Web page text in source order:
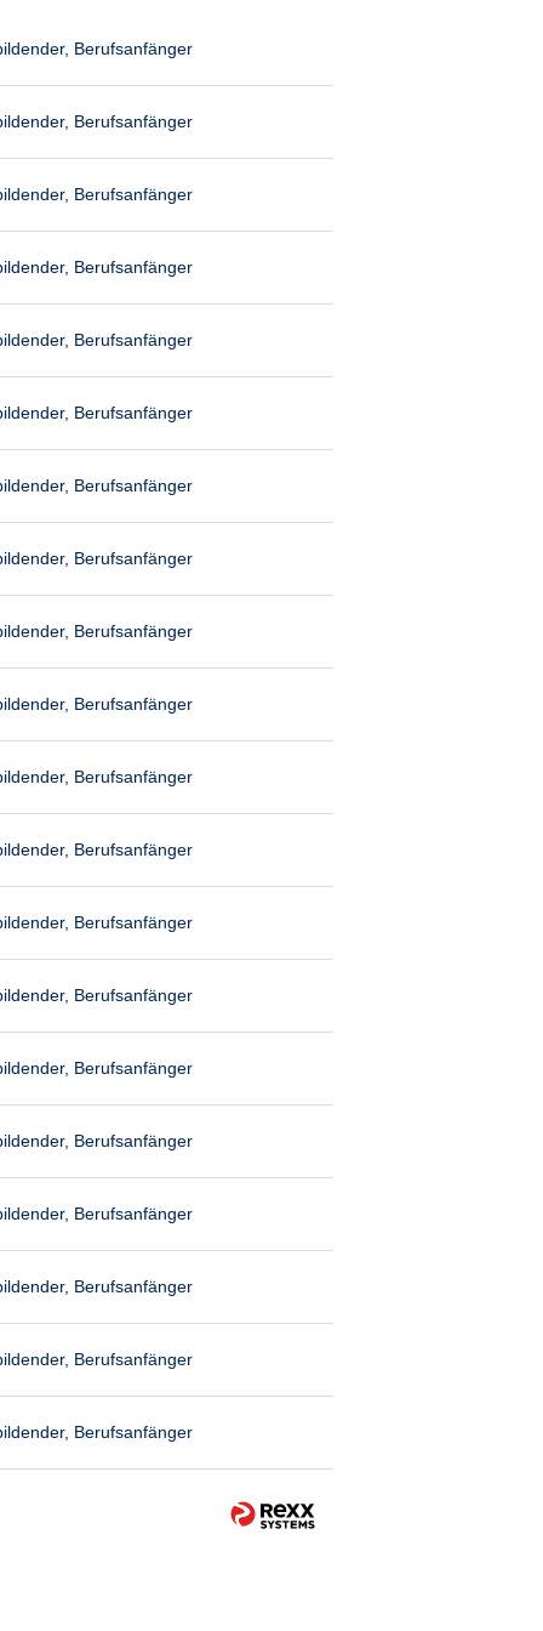
Berufsanfänger
Berufsanfänger
Berufsanfänger
Berufsanfänger
Berufsanfänger
Berufsanfänger
Berufsanfänger
Berufsanfänger
Berufsanfänger
Berufsanfänger
Berufsanfänger
Berufsanfänger
Berufsanfänger
Berufsanfänger
Berufsanfänger
Berufsanfänger
Berufsanfänger
Berufsanfänger
Berufsanfänger
Berufsanfänger